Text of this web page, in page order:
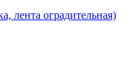
лента оградительная)